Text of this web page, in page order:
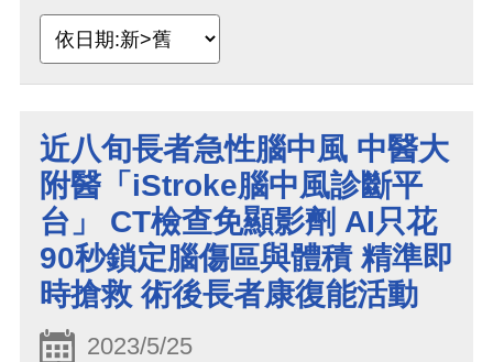
近八旬長者急性腦中風 中醫大
附醫「iStroke腦中風診斷平
台」 CT檢查免顯影劑 AI只花
90秒鎖定腦傷區與體積 精準即
時搶救 術後長者康復能活動
2023/5/25